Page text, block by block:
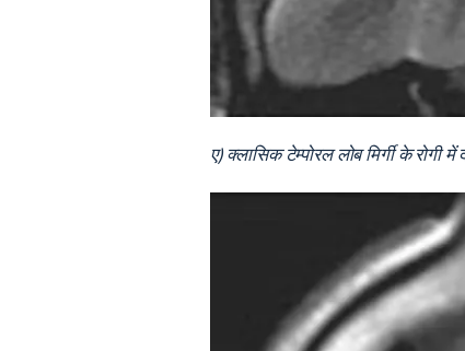
ए) क्लासिक टेम्पोरल लोब मिर्गी के रोगी